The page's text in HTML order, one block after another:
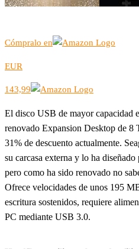
Cómpralo en
EUR
143,99
El disco USB de mayor capacidad
renovado Expansion Desktop de 8
31% de descuento actualmente.
su carcasa externa y lo ha
pero como ha sido renovado no
Ofrece velocidades de unos 195
escritura sostenidos, requiere
PC mediante USB 3.0.